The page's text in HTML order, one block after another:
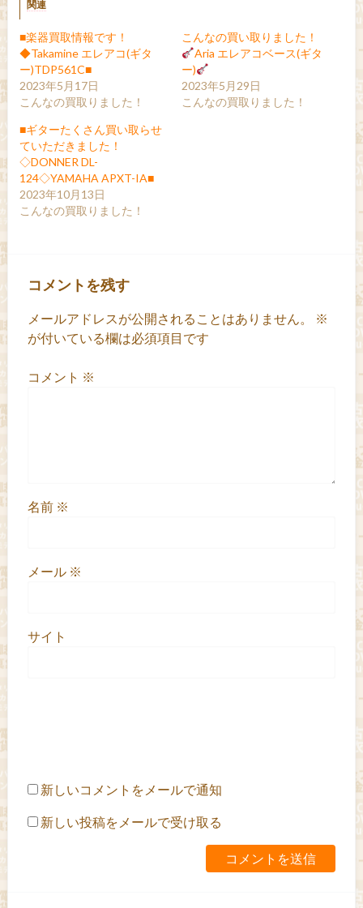
関連
■楽器買取情報です！
◆Takamine エレアコ(ギタ
ー)TDP561C■
2023年5月17日
こんなの買取りました！
こんなの買い取りました！
Aria エレアコベース(ギタ
ー)
2023年5月29日
こんなの買取りました！
■ギターたくさん買い取らせ
ていただきました！
◇DONNER DL-
124◇YAMAHA APXT-IA■
2023年10月13日
こんなの買取りました！
コメントを残す
メールアドレスが公開されることはありません。
※
が付いている欄は必須項目です
コメント ※
名前 ※
メール ※
サイト
新しいコメントをメールで通知
新しい投稿をメールで受け取る